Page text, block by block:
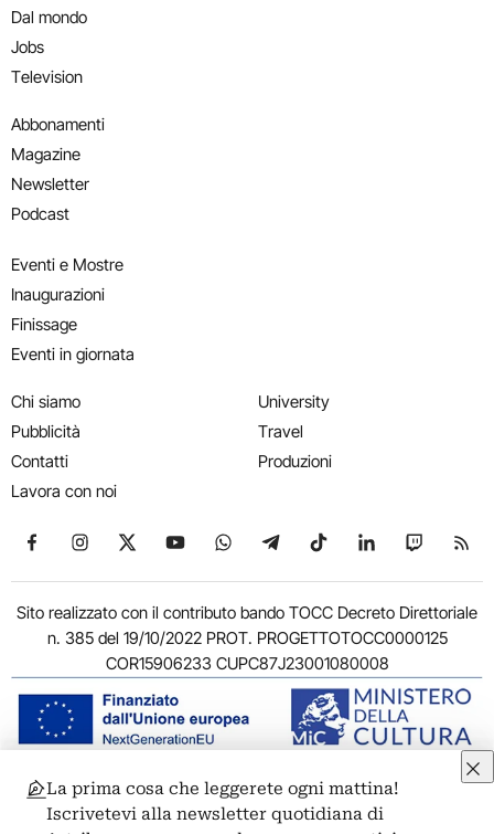
Dal mondo
Jobs
Television
Abbonamenti
Magazine
Newsletter
Podcast
Eventi e Mostre
Inaugurazioni
Finissage
Eventi in giornata
Chi siamo
Pubblicità
Contatti
Lavora con noi
University
Travel
Produzioni
Seguici su Facebook
Seguici su Instagram
Seguici su X
Seguici su YouTube
Seguici su WhatsApp
Seguici su Telegram
Seguici su TikTok
Seguici su
Seguici
Sito realizzato con il contributo bando TOCC Decreto Direttoriale
n. 385 del 19/10/2022 PROT. PROGETTOTOCC0000125
COR15906233 CUPC87J23001080008
© 2011-2026 ARTRIBUNE srl – Corso Vittorio Emanuele II, 287 –
00186 Roma - P.I. 11381581005
La prima cosa che leggerete ogni mattina!
Iscrivetevi alla newsletter quotidiana di